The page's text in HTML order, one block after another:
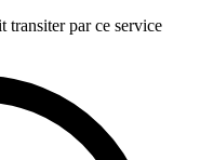
transiter par ce service